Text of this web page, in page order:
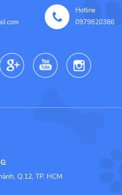
Hotline
0979820386
Q.12, TP. HCM